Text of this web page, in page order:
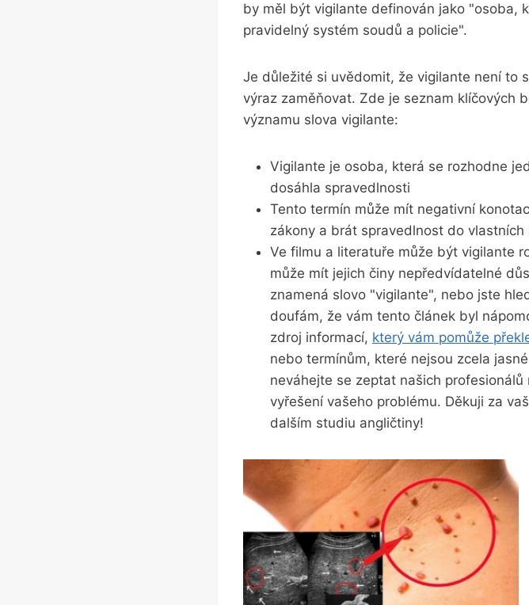
by měl být vigilante definován jako "osoba,
pravidelný systém soudů a policie".
Je důležité si uvědomit, že vigilante není to
výraz zaměňovat. Zde je seznam klíčových
významu slova vigilante:
Vigilante je osoba, která se rozhodne
dosáhla spravedlnosti
Tento termín může mít negativní
zákony a brát spravedlnost do vlastních
Ve filmu a literatuře může být vigilante
může mít jejich činy nepředvídatelné
znamená slovo "vigilante", nebo jste
doufám, že vám tento článek byl
zdroj informací, který vám pomůže
nebo termínům, které nejsou zcela
neváhejte se zeptat našich
vyřešení vašeho problému. Děkuji za
dalším studiu angličtiny!